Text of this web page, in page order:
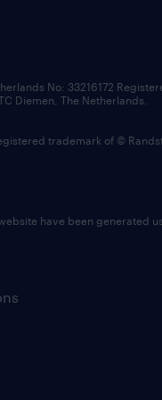
fund
No: 33216172
Diemen, The Netherlands.
trademark of ©
have been generated